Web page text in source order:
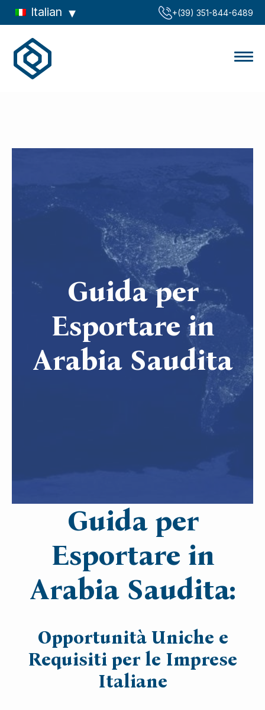
Italian ‪+(39) 351-844-6489‬
Guida per
Esportare in
Arabia Saudita
Guida per
Esportare in
Arabia Saudita:
Opportunità Uniche e
Requisiti per le Imprese
Italiane